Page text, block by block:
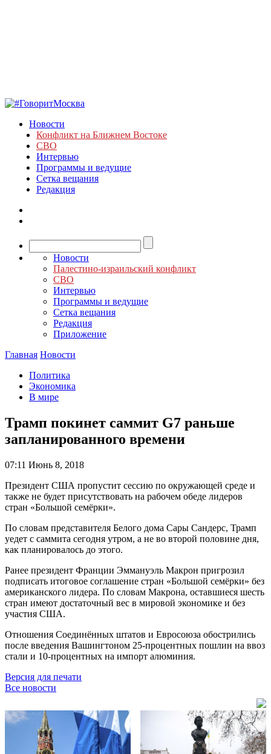
Новости
Конфликт на Ближнем Востоке
СВО
Интервью
Программы и ведущие
Сетка вещания
Редакция
Новости
Палестино-израильский конфликт
СВО
Интервью
Программы и ведущие
Сетка вещания
Редакция
Приложение
Главная Новости
Политика
Экономика
В мире
Трамп покинет саммит G7 раньше
запланированного времени
07:11 Июнь 8, 2018
Президент США пропустит сессию по окружающей среде и
также не будет присутствовать на рабочем обеде лидеров
стран «Большой семёрки».
По словам представителя Белого дома Сары Сандерс, Трамп
уедет с саммита сегодня утром, а не во второй половине дня,
как планировалось до этого.
Ранее президент Франции Эммануэль Макрон пригрозил
подписать итоговое соглашение стран «Большой семёрки» без
американского лидера. По словам Макрона, оставшиеся шесть
стран имеют достаточный вес в мировой экономике и без
участия США.
Отношения Соединённых штатов и Евросоюза обострились
после введения Вашингтоном 25-процентных пошлин на ввоз
стали и 10-процентных на импорт алюминия.
Версия для печати
Все новости